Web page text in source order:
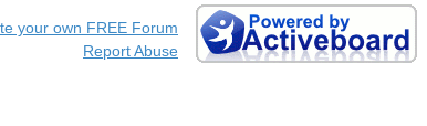
your own FREE Forum
Report Abuse